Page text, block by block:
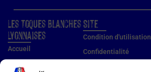
Les Toques Blanches
Lyonnaises
Accueil
Site
Condition d'utilisation
Confidentialité